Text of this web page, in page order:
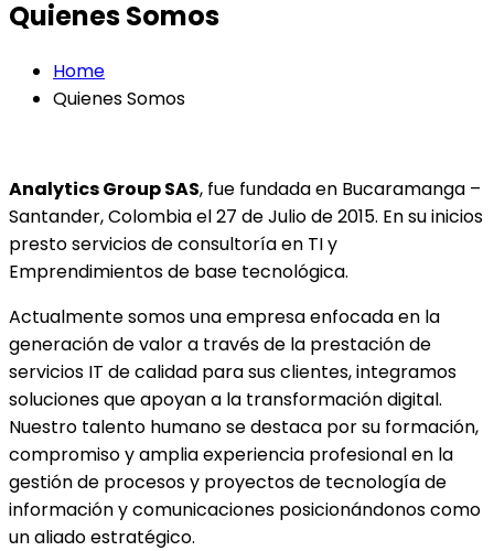
Quienes Somos
Home
Quienes Somos
Analytics Group SAS, fue fundada en Bucaramanga –
Santander, Colombia el 27 de Julio de 2015. En su inicios
presto servicios de consultoría en TI y
Emprendimientos de base tecnológica.
Actualmente somos una empresa enfocada en la
generación de valor a través de la prestación de
servicios IT de calidad para sus clientes, integramos
soluciones que apoyan a la transformación digital.
Nuestro talento humano se destaca por su formación,
compromiso y amplia experiencia profesional en la
gestión de procesos y proyectos de tecnología de
información y comunicaciones posicionándonos como
un aliado estratégico.